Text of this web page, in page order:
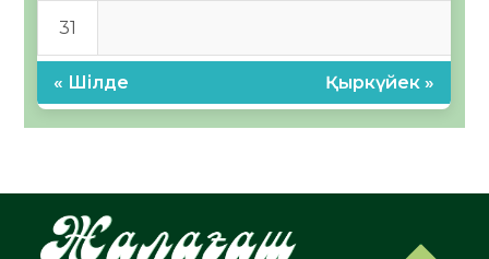
31
« Шілде Қыркүйек »